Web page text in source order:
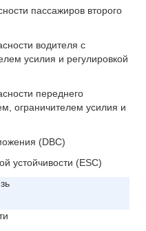
пассажиров второго
водителя с
усилия и регулировкой
переднего
ограничителем усилия и
(DBC)
устойчивости (ESC)